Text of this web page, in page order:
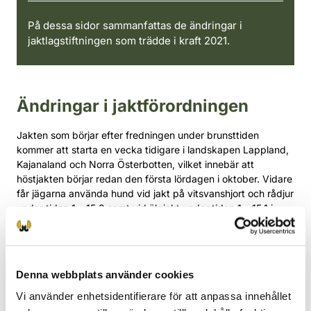
Denna webbplats använder cookies
Vi använder enhetsidentifierare för att anpassa innehållet
På dessa sidor sammanfattas de ändringar i
jaktlagstiftningen som trädde i kraft 2021.
Ändringar i jaktförordningen
Jakten som börjar efter fredningen under brunsttiden
kommer att starta en vecka tidigare i landskapen Lappland,
Kajanaland och Norra Österbotten, vilket innebär att
höstjakten börjar redan den första lördagen i oktober. Vidare
får jägarna använda hund vid jakt på vitsvanshjort och rådjur
under tiden 1 – 15.2 samt vid älgjakt under tiden 1 – 15.1 i
andra områden än i renskötselområdet.
De ändrade jakttiderna ska förbättra förutsättningarna för
Bestämmelserna om skyldigheten att lämna fångstrapporter
ändrades så att varje hjortdjur som jagas med stöd av licens
ska rapporteras in inom sju dygn från att djuret har fångats.